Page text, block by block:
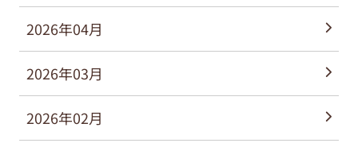
2026年04月
2026年03月
2026年02月